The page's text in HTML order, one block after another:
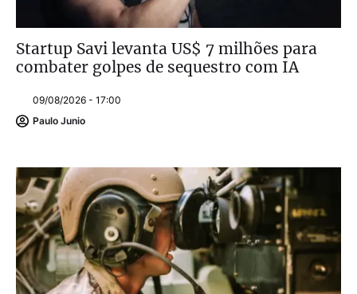
Startup Savi levanta US$ 7 milhões para
combater golpes de sequestro com IA
09/08/2026 - 17:00
Paulo Junio